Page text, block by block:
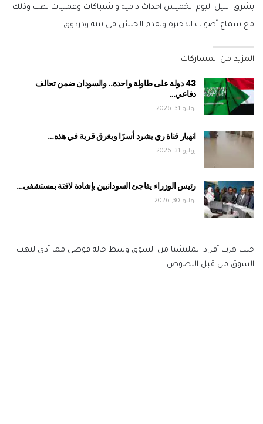
بشرق النيل اليوم الخميس احداث دامية واشتباكات وعمليات نهب وذلك
مع سماع أصوات الذخيرة وتقدم الجيش في نبتة ودردوق .
المزيد من المشاركات
43 دولة على طاولة واحدة.. والسودان ضمن تحالف
دفاعي…
يوليو 31, 2026
انهيار قناة ري يشرد أسرًا ويغرق قرية في هذه…
يوليو 31, 2026
رئيس الوزراء يفاجئ السودانيين بإشادة لافتة بمستشفى…
يوليو 30, 2026
حيث هرب أفراد المليشيا من السوق وسط حالة فوضى مما أدى لنهب
السوق من قبل اللصوص.